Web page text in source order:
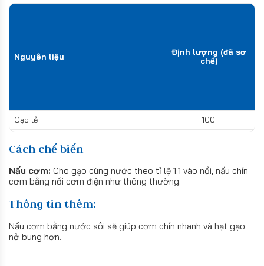
Nguyên liệu
Định lượng (đã sơ
chế)
Gạo tẻ 100
Cách chế biến
Nấu cơm: Cho gạo cùng nước theo tỉ lệ 1:1 vào nồi, nấu chín
cơm bằng nồi cơm điện như thông thường.
Thông tin thêm:
Nấu cơm bằng nước sôi sẽ giúp cơm chín nhanh và hạt gạo
nở bung hơn.